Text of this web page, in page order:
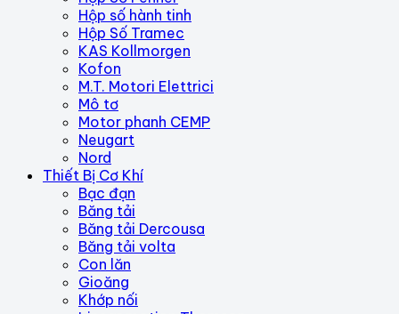
Hộp số hành tinh
Hộp Số Tramec
KAS Kollmorgen
Kofon
M.T. Motori Elettrici
Mô tơ
Motor phanh CEMP
Neugart
Nord
Thiết Bị Cơ Khí
Bạc đạn
Băng tải
Băng tải Dercousa
Băng tải volta
Con lăn
Gioăng
Khớp nối